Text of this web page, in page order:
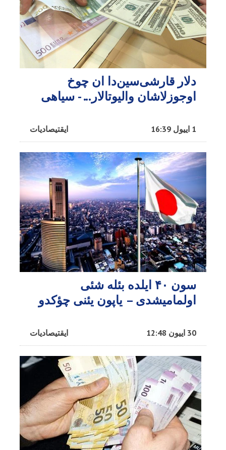
دلار قارشی‌سین‌دا ان چوخ
اوجوزلاشان والیوتالار... - سیاهی
ایقتیصادیات 1 اییول 16:39
سون ۴۰ ایلده بئله شئی
اولمامیشدی – یاپون یئنی چؤکدو
ایقتیصادیات 30 اییون 12:48